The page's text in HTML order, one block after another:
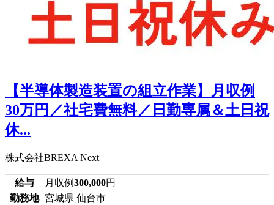
【半導体製造装置の組立作業】月収例
30万円／社宅費無料／日勤専属＆土日祝
休...
株式会社BREXA Next
給与 月収例300,000円
勤務地 宮城県 仙台市